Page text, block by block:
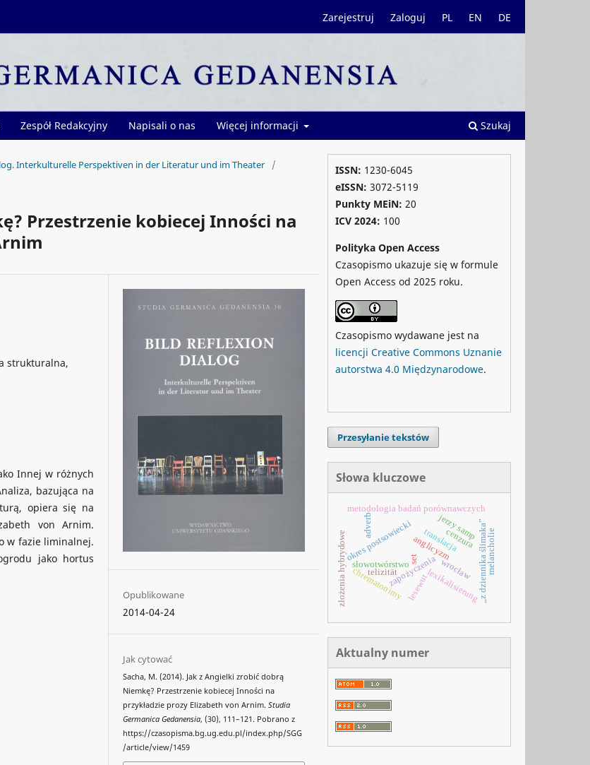
Zespół Redakcyjny Napisali o nas Więcej informacji Szukaj
Zarejestruj Zaloguj PL EN DE
Interkulturelle Perspektiven in der Literatur und im Theater
/
Przestrzenie kobiecej Inności na
strukturalna,
Innej w różnych
bazująca na
opiera się na
von Arnim.
w fazie liminalnej.
jako hortus
Opublikowane
2014-04-24
Jak cytować
Sacha, M. (2014). Jak z Angielki zrobić dobrą
Niemkę? Przestrzenie kobiecej Inności na
przykładzie prozy Elizabeth von Arnim.Studia
Germanica Gedanensia, (30), 111–121. Pobrano z
https://czasopisma.bg.ug.edu.pl/index.php/SGG
/article/view/1459
ISSN: 1230-6045
eISSN: 3072-5119
Punkty MEiN: 20
ICV 2024: 100
Polityka Open Access
Czasopismo ukazuje się w formule
Open Access od 2025 roku.
Czasopismo wydawane jest na
licencji Creative Commons Uznanie
autorstwa 4.0 Międzynarodowe.
Przesyłanie tekstów
Słowa kluczowe
okres postsowiecki
złożenia hybrydowe zapożyczenia
słowotwórstwo set
anglicyzmcenzura „z dziennika ślimaka”
translacja
metodologia badań porównawczych
chrematonimy wrocław
adverb
lexikalisierung
lesewut
melancholie
jerzy samp
telizität
Aktualny numer